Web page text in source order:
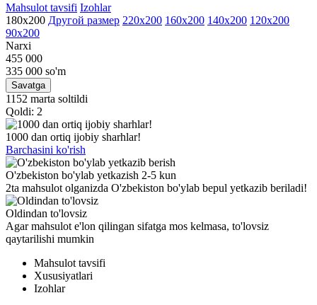
Mahsulot tavsifi Izohlar
180х200 Другой размер 220х200 160х200 140х200 120x200
90x200
Narxi
455 000
335 000 so'm
Savatga
1152 marta soltildi
Qoldi: 2
1000 dan ortiq ijobiy sharhlar!
Barchasini ko'rish
O'zbekiston bo'ylab yetkazish 2-5 kun
2ta mahsulot olganizda O'zbekiston bo'ylab bepul yetkazib beriladi!
Oldindan to'lovsiz
Agar mahsulot e'lon qilingan sifatga mos kelmasa, to'lovsiz
qaytarilishi mumkin
Mahsulot tavsifi
Xususiyatlari
Izohlar